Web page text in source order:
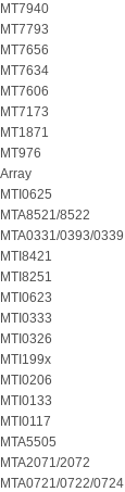
MT7940
MT7793
MT7656
MT7634
MT7606
MT7173
MT1871
MT976
Array
MTI0625
MTA8521/8522
MTA0331/0393/0339
MTI8421
MTI8251
MTI0623
MTI0333
MTI0326
MTI199x
MTI0206
MTI0133
MTI0117
MTA5505
MTA2071/2072
MTA0721/0722/0724